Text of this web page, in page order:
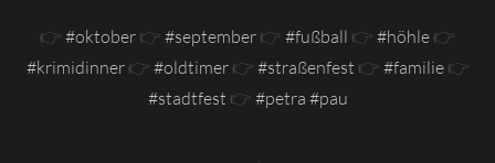
👉 #oktober 👉 #september 👉 #fußball 👉 #höhle 👉
#krimidinner👉 #oldtimer👉 #straßenfest 👉 #familie👉
#stadtfest 👉 #petra #pau